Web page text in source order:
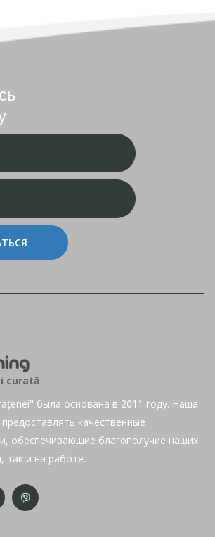
curată
была основана в 2011 году. Наша
качественные
обеспечивающие благополучие наших
так и на работе.